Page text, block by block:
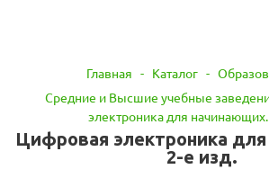
Главная - Каталог -
Средние и Высшие учебные
электроника для
Цифровая электроника
2-е изд.